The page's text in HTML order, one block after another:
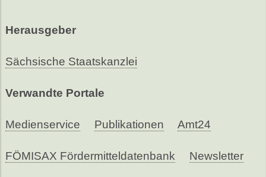
Herausgeber
Sächsische Staatskanzlei
Verwandte Portale
Medienservice Publikationen Amt24
FÖMISAX Fördermitteldatenbank Newsletter